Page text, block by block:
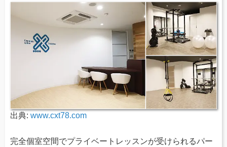
出典: www.cxt78.com
完全個室空間でプライベートレッスンが受けられるパー